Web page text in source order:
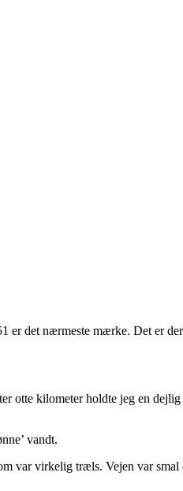
det nærmeste mærke. Det er
otte kilometer holdte jeg en dejlig
vandt.
virkelig træls. Vejen var